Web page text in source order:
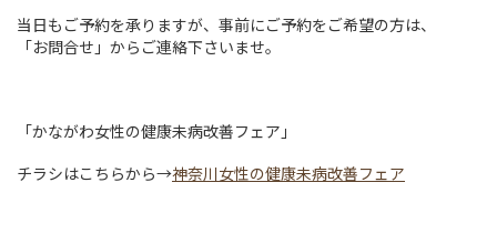
当日もご予約を承りますが、事前にご予約をご希望の方は、
「お問合せ」からご連絡下さいませ。
「かながわ女性の健康未病改善フェア」
チラシはこちらから→神奈川女性の健康未病改善フェア